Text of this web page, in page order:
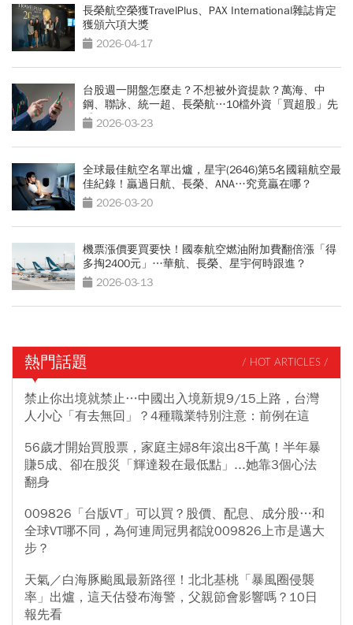
長榮航空榮獲TravelPlus、PAX International雜誌肯定
獲頒六項大獎
2026-04-17
台股週一開盤怎麼走？不想被外資提款？萬海、中
鋼、聯詠、統一超、長榮航…10檔外資「買超股」先
看 2026-03-23
全球最佳航空名單出爐，星宇(2646)第5名國籍航空最
佳紀錄！贏過日航、長榮、ANA…究竟贏在哪？
2026-03-20
機票漲價要買要快！國泰航空燃油附加費翻倍漲「得
多掏2400元」…華航、長榮、星宇何時跟進？
2026-03-13
熱門話題 / HOT ARTICLES /
禁止你出境就禁止…中國出入境新規9/15上路，台灣
人小心「有去無回」？4種職業特別注意：前例在這
56歲才開始買股票，家庭主婦8年滾出8千萬！半年暴
賺5成、卻在股災「輝達殺在最低點」...她靠3個心法
翻身
009826「台版VT」可以買？股價、配息、成分股…和
全球VT哪不同，為何連周冠男都說009826上市是邁大
步？
天氣／白海豚颱風最新路徑！北北基桃「暴風圈侵襲
率」出爐，這天估發布海警，父親節會影響嗎？10日
報先看